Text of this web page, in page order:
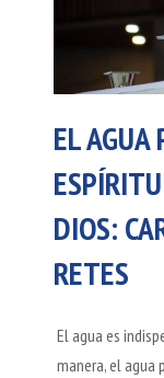
EL AGUA
DIOS:
RETES
El agua es
manera, el agua